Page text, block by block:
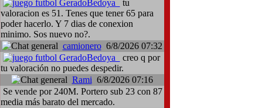
GeradoBedoya
tu
valoracion es 51. Tenes que tener 65 para
poder hacerlo. Y 7 dias de conexion
minimo. Sos nuevo no?.
camionero6/8/2026 07:32
GeradoBedoya
creo q por
tu valoración no puedes despedir.
Rami 6/8/2026 07:16
Se vende por 240M. Portero sub 23 con 87
media más barato del mercado.